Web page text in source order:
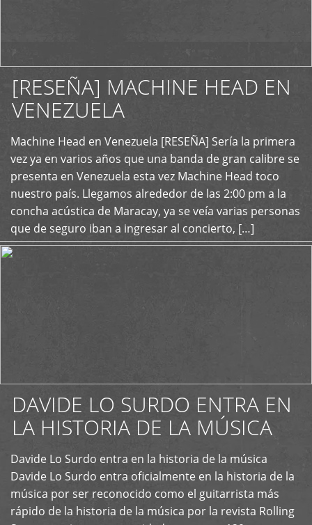
[RESEÑA] MACHINE HEAD EN
VENEZUELA
Machine Head en Venezuela [RESEÑA] Sería la primera
vez ya en varios años que una banda de gran calibre se
presenta en Venezuela esta vez Machine Head toco
nuestro país. Llegamos alrededor de las 2:00 pm a la
concha acústica de Maracay, ya se veía varias personas
que de seguro iban a ingresar al concierto, […]
+
DAVIDE LO SURDO ENTRA EN
LA HISTORIA DE LA MÚSICA
Davide Lo Surdo entra en la historia de la música
Davide Lo Surdo entra oficialmente en la historia de la
música por ser reconocido como el guitarrista más
rápido de la historia de la música por la revista Rolling
+